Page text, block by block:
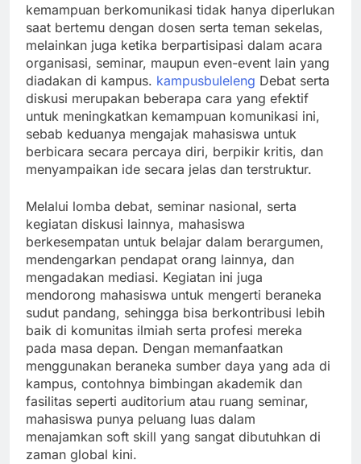
kemampuan berkomunikasi tidak hanya diperlukan
saat bertemu dengan dosen serta teman sekelas,
melainkan juga ketika berpartisipasi dalam acara
organisasi, seminar, maupun even-event lain yang
diadakan di kampus. kampusbuleleng Debat serta
diskusi merupakan beberapa cara yang efektif
untuk meningkatkan kemampuan komunikasi ini,
sebab keduanya mengajak mahasiswa untuk
berbicara secara percaya diri, berpikir kritis, dan
menyampaikan ide secara jelas dan terstruktur.
Melalui lomba debat, seminar nasional, serta
kegiatan diskusi lainnya, mahasiswa
berkesempatan untuk belajar dalam berargumen,
mendengarkan pendapat orang lainnya, dan
mengadakan mediasi. Kegiatan ini juga
mendorong mahasiswa untuk mengerti beraneka
sudut pandang, sehingga bisa berkontribusi lebih
baik di komunitas ilmiah serta profesi mereka
pada masa depan. Dengan memanfaatkan
menggunakan beraneka sumber daya yang ada di
kampus, contohnya bimbingan akademik dan
fasilitas seperti auditorium atau ruang seminar,
mahasiswa punya peluang luas dalam
menajamkan soft skill yang sangat dibutuhkan di
zaman global kini.